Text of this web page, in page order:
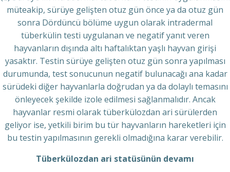
müteakip, sürüye gelişten otuz gün önce ya da otuz gün
sonra Dördüncü bölüme uygun olarak intradermal
tüberkülin testi uygulanan ve negatif yanıt veren
hayvanların dışında altı haftalıktan yaşlı hayvan girişi
yasaktır. Testin sürüye gelişten otuz gün sonra yapılması
durumunda, test sonucunun negatif bulunacağı ana kadar
sürüdeki diğer hayvanlarla doğrudan ya da dolaylı temasını
önleyecek şekilde izole edilmesi sağlanmalıdır. Ancak
hayvanlar resmi olarak tüberkülozdan ari sürülerden
geliyor ise, yetkili birim bu tür hayvanların hareketleri için
bu testin yapılmasının gerekli olmadığına karar verebilir.
Tüberkülozdan ari statüsünün devamı